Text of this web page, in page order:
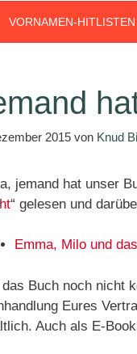
VORNAMEN-HITLISTEN
2015 von Knud
jemand hat unser
“ gelesen und
​Emma, Milo und
Buch noch nicht
Eures
Auch als E-